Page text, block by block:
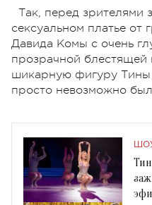
Так, перед зрителями
сексуальном платье от
Давида Комы с очень
прозрачной
шикарную фигуру Тины
просто невозможно